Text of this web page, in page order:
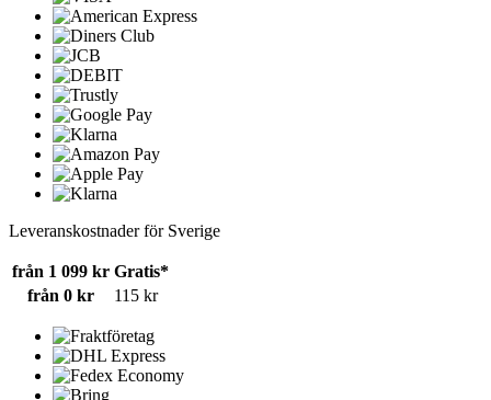
Leveranskostnader för Sverige
från 1 099 kr Gratis*
från 0 kr
115 kr